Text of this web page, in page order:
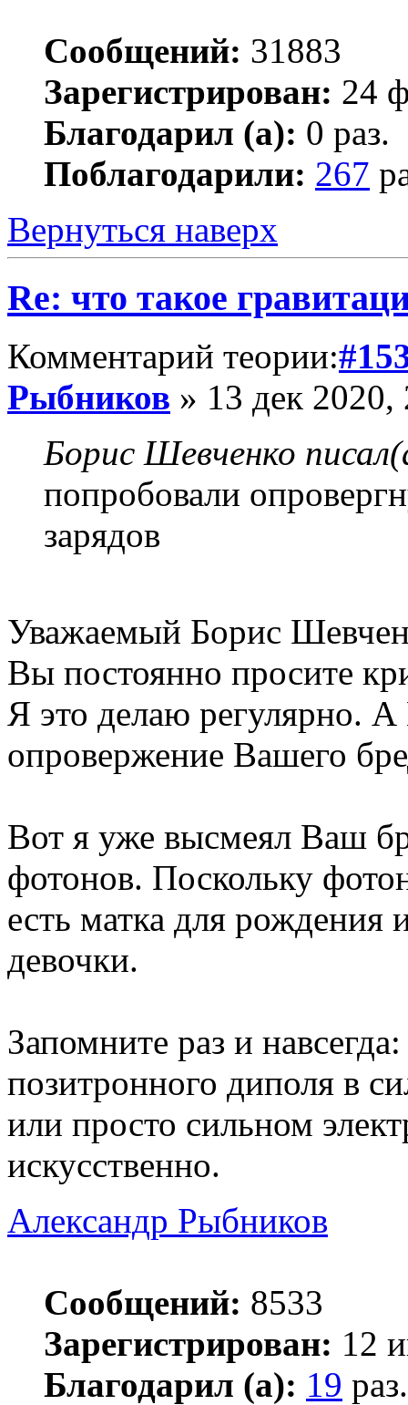
Сообщений: 31883
Зарегистрирован: 24
Благодарил (а): 0 раз.
Поблагодарили: 267
Вернуться наверх
Re: что такое
Комментарий теории:
Рыбников » 13 дек 2020,
Борис Шевченко
попробовали
зарядов
Уважаемый Борис
Вы постоянно просите
Я это делаю регулярно.
опровержение Вашего
Вот я уже высмеял Ваш
фотонов. Поскольку
есть матка для рождения
девочки.
Запомните раз и
позитронного диполя в
или просто сильном
искусственно.
Александр Рыбников
Сообщений: 8533
Зарегистрирован: 12
Благодарил (а): 19 раз.